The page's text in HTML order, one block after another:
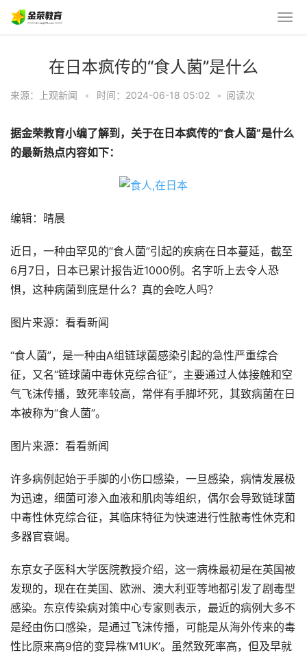
在日本疯传的“食人菌”是什么
来源：上观新闻 • 时间：2024-06-18 05:02 • 阅读次
据金荣教育小编了解到，关于在日本疯传的“食人菌”是什么
的最新热点内容如下：
编辑：晴晨
近日，一种由罕见的“食人菌”引起的疾病在日本蔓延，截至
6月7日，日本已累计报告近1000例。名字听上去令人恐
惧，这种病菌到底是什么？真的会吃人吗？
图片来源：看看新闻
“食人菌”，是一种由A组链球菌感染引起的急性严重综合
征，又名“链球菌中毒休克综合征”，主要通过人体接触和空
气飞沫传播，致死率较高，常伴有手脚坏死，其致病菌在日
本被称为“食人菌”。
图片来源：看看新闻
许多病例起始于手脚的小伤口感染，一旦感染，病情发展极
为迅速，细菌可渗入血液和肌肉等组织，偶尔会导致链球菌
中毒性休克综合征，其临床特征为快速进行性脓毒性休克和
多器官衰竭。
东京女子医科大学医院教授介绍，这一病株最初是在英国被
发现的，现在在美国、欧洲、澳大利亚等地都引发了剧毒型
感染。东京传染病对策中心专家则表示，最近的病例大多不
是经由伤口感染，是通过飞沫传播，可能是从海外传来的毒
性比原来高9倍的变异株‘M1UK’。虽然致死率高，但及早就